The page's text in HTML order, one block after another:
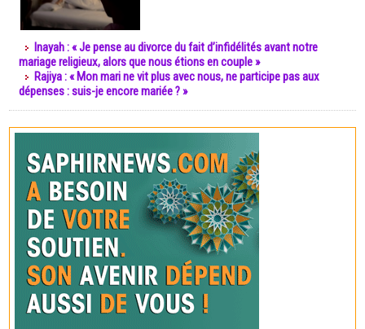
Inayah : « Je pense au divorce du fait d’infidélités avant notre
mariage religieux, alors que nous étions en couple »
Rajiya : « Mon mari ne vit plus avec nous, ne participe pas aux
dépenses : suis-je encore mariée ? »